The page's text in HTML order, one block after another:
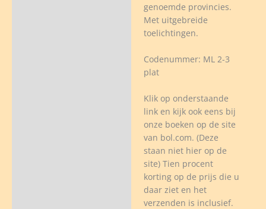
genoemde provincies.
Met uitgebreide
toelichtingen.
Codenummer: ML 2-3
plat
Klik op onderstaande
link en kijk ook eens bij
onze boeken op de site
van bol.com. (Deze
staan niet hier op de
site) Tien procent
korting op de prijs die u
daar ziet en het
verzenden is inclusief.